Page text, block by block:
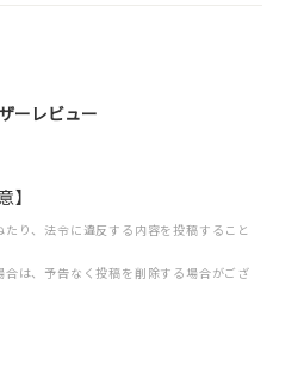
ーレビュー
】
り、法令に違反する内容を投稿すること
は、予告なく投稿を削除する場合がござ